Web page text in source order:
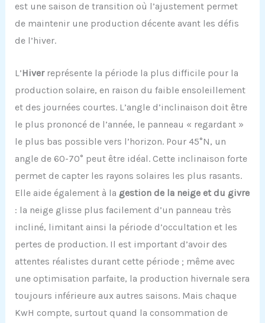
est une saison de transition où l’ajustement permet
de maintenir une production décente avant les défis
de l’hiver.
L’Hiverreprésente la période la plus difficile pour la
production solaire, en raison du faible ensoleillement
et des journées courtes. L’angle d’inclinaison doit être
le plus prononcé de l’année, le panneau « regardant »
le plus bas possible vers l’horizon. Pour 45°N, un
angle de 60-70° peut être idéal. Cette inclinaison forte
permet de capter les rayons solaires les plus rasants.
Elle aide également à la gestion de la neige et du givre
: la neige glisse plus facilement d’un panneau très
incliné, limitant ainsi la période d’occultation et les
pertes de production. Il est important d’avoir des
attentes réalistes durant cette période ; même avec
une optimisation parfaite, la production hivernale sera
toujours inférieure aux autres saisons. Mais chaque
KwH compte, surtout quand la consommation de